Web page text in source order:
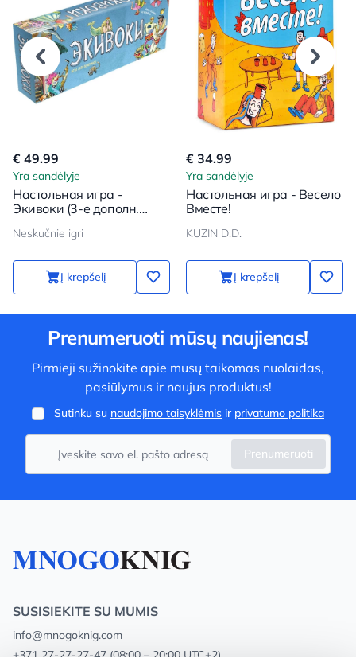
€ 49.99
Yra sandėlyje
Настольная игра -
Экивоки (3-е дополн.
Neskučnie igri
Į krepšelį
€ 34.99
Yra sandėlyje
Настольная игра - Весело
Вместе!
KUZIN D.D.
Į krepšelį
Prenumeruoti mūsų naujienas!
Pirmieji sužinokite apie mūsų taikomas nuolaidas,
pasiūlymus ir naujus produktus!
Sutinku su naudojimo taisyklėmis ir privatumo politika
Prenumeruoti
SUSISIEKITE SU MUMIS
info@mnogoknig.com
+371 27-27-27-47 (08:00 – 20:00 UTC+2)